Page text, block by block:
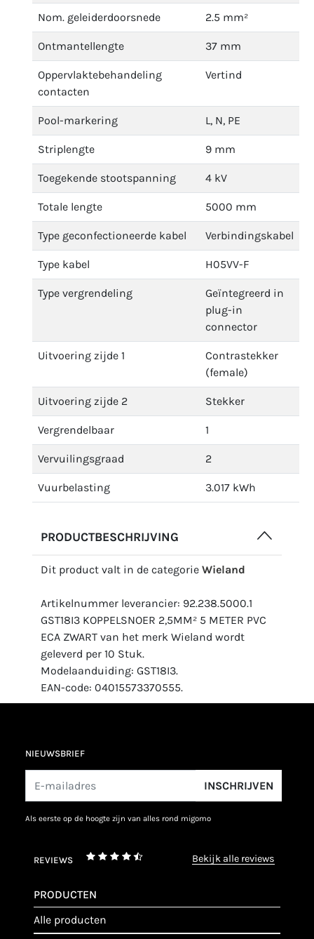
Nom. geleiderdoorsnede 2.5 mm²
Ontmantellengte 37 mm
Oppervlaktebehandeling
contacten
Vertind
Pool-markering L, N, PE
Striplengte 9 mm
Toegekende stootspanning 4 kV
Totale lengte 5000 mm
Type geconfectioneerde kabel Verbindingskabel
Type kabel H05VV-F
Type vergrendeling
Geïntegreerd in
plug-in
connector
Uitvoering zijde 1
Contrastekker
(female)
Uitvoering zijde 2 Stekker
Vergrendelbaar 1
Vervuilingsgraad 2
Vuurbelasting 3.017 kWh
PRODUCTBESCHRIJVING
Dit product valt in de categorie Wieland
Artikelnummer leverancier: 92.238.5000.1
GST18I3 KOPPELSNOER 2,5MM² 5 METER PVC
ECA ZWART van het merk Wieland wordt
geleverd per 10 Stuk.
Modelaanduiding: GST18I3.
EAN-code: 04015573370555.
NIEUWSBRIEF
INSCHRIJVEN
als eerste op de hoogte zijn van alles rond migomo
REVIEWS bekijk alle reviews
PRODUCTEN
alle producten